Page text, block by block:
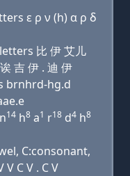
ε ρ ν (h) α ρ δ
比 伊 艾儿
吉 伊 . 迪 伊
brnhrd-hg.d
n14 h8 a1 r18 d4 h8
C:consonant,
V C V . C V